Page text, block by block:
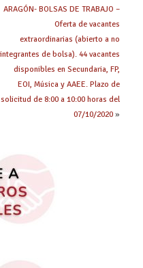
ARAGÓN- BOLSAS DE TRABAJO –
Oferta de vacantes
extraordinarias (abierto a no
integrantes de bolsa). 44 vacantes
disponibles en Secundaria, FP,
EOI, Música y AAEE. Plazo de
solicitud de 8:00 a 10:00 horas del
07/10/2020»